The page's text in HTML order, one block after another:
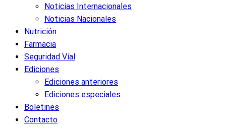
Noticias Internacionales
Noticias Nacionales
Nutrición
Farmacia
Seguridad Víal
Ediciones
Ediciones anteriores
Ediciones especiales
Boletines
Contacto